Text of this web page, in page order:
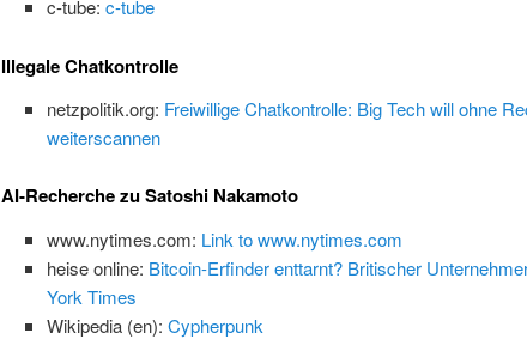
c-tube: c-tube
Illegale Chatkontrolle
netzpolitik.org: Freiwillige Chatkontrolle: Big Tech will ohne
weiterscannen
AI-Recherche zu Satoshi Nakamoto
www.nytimes.com: Link to www.nytimes.com
heise online: Bitcoin-Erfinder enttarnt? Britischer
York Times
Wikipedia (en): Cypherpunk